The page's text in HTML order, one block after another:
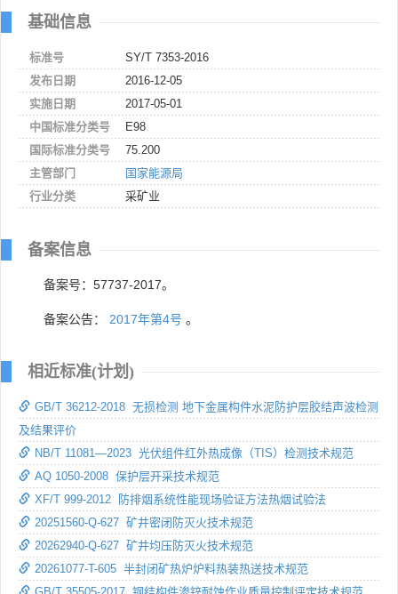
基础信息
标准号
SY/T 7353-2016
发布日期
2016-12-05
实施日期
2017-05-01
中国标准分类号
E98
国际标准分类号
75.200
主管部门
国家能源局
行业分类
采矿业
备案信息
备案号：57737-2017。
备案公告： 2017年第4号 。
相近标准(计划)
GB/T 36212-2018 无损检测 地下金属构件水泥防护层胶结声波检测
及结果评价
NB/T 11081—2023 光伏组件红外热成像（TIS）检测技术规范
AQ 1050-2008 保护层开采技术规范
XF/T 999-2012 防排烟系统性能现场验证方法热烟试验法
20251560-Q-627 矿井密闭防灭火技术规范
20262940-Q-627 矿井均压防灭火技术规范
20261077-T-605 半封闭矿热炉炉料热装热送技术规范